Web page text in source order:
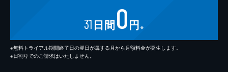
31 日間0円 ※
※無料トライアル期間終了日の翌日が属する月から月額料金が発生します。
※日割りでのご請求はいたしません。